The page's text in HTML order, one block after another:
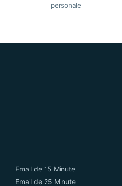
personale
Email de 15 Minute
Email de 25 Minute